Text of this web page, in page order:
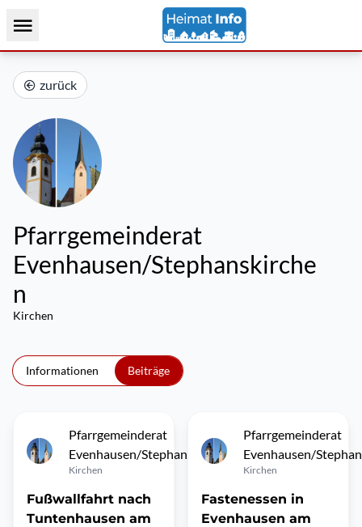
zurück
Pfarrgemeinderat
Evenhausen/Stephanskirche
n
Kirchen
Informationen Beiträge
Pfarrgemeinderat
Evenhausen/Stephanskirchen
Kirchen
Fußwallfahrt nach
Tuntenhausen am
Pfarrgemeinderat
Evenhausen/
Kirchen
Fastenessen in
Evenhausen am